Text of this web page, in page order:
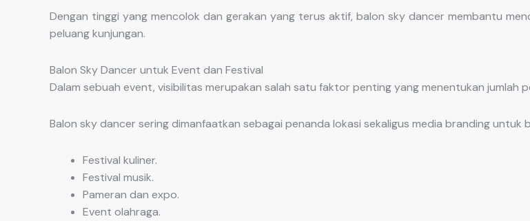
Dengan tinggi yang mencolok dan gerakan yang terus aktif, balon sky dancer membantu
peluang kunjungan.
Balon Sky Dancer untuk Event dan Festival
Dalam sebuah event, visibilitas merupakan salah satu faktor penting yang menentukan jumlah
Balon sky dancer sering dimanfaatkan sebagai penanda lokasi sekaligus media branding untuk
Festival kuliner.
Festival musik.
Pameran dan expo.
Event olahraga.